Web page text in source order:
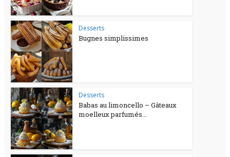
Desserts
Bugnes simplissimes
Desserts
Babas au limoncello – Gâteaux
moelleux parfumés...